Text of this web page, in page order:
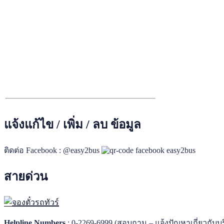
แจ้งแก้ไข / เพิ่ม / ลบ ข้อมูล
ติดต่อ Facebook : @easy2bus
สายด่วน